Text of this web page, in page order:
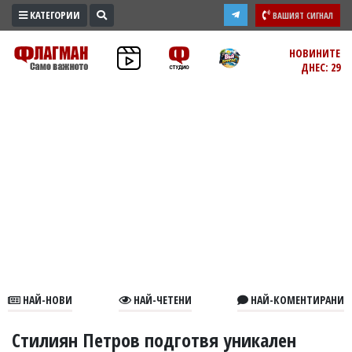
ПРОМО
ЗОНА
В
КАТЕГОРИИ ВАШИЯТ СИГНАЛ
НОВИНИТЕ
ДНЕС: 29
НАЙ-НОВИ НАЙ-ЧЕТЕНИ НАЙ-КОМЕНТИРАНИ
Стилиян Петров подготвя уникален